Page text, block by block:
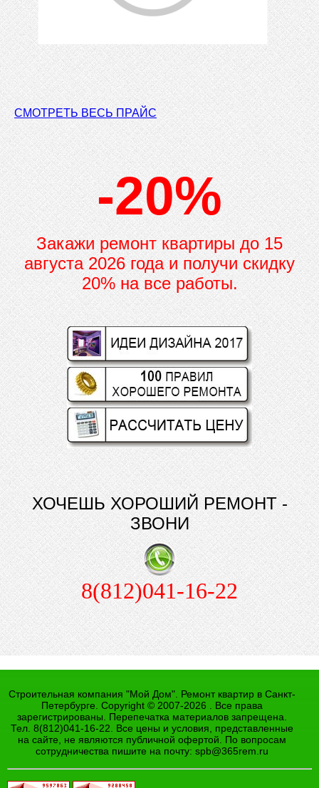
СМОТРЕТЬ ВЕСЬ ПРАЙС
-20%
Закажи ремонт квартиры до15
августа 2026 года и получи скидку
20% на все работы.
ХОЧЕШЬ ХОРОШИЙ РЕМОНТ -
ЗВОНИ
8(812)041-16-22
Строительная компания "Мой Дом". Ремонт квартир в Санкт-
Петербурге. Copyright © 2007-2026 . Все права
зарегистрированы. Перепечатка материалов запрещена.
Тел. 8(812)041-16-22. Все цены и условия, представленные
на сайте, не являются публичной офертой. По вопросам
сотрудничества пишите на почту: spb@365rem.ru